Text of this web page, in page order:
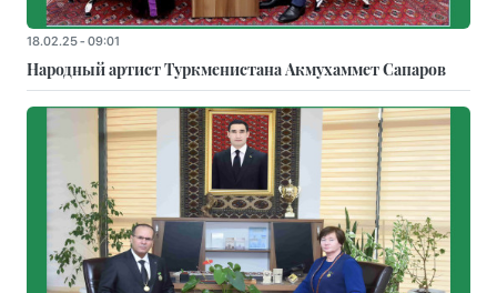
18.02.25 - 09:01
Народный артист Туркменистана Акмухаммет Сапаров